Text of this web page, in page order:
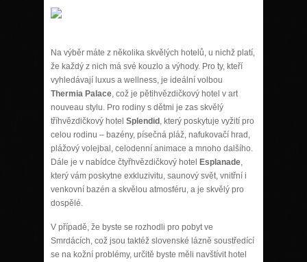
Na výběr máte z několika skvělých hotelů, u nichž platí,
že každý z nich má své kouzlo a výhody. Pro ty, kteří
vyhledávají luxus a wellness, je ideální volbou
Thermia Palace, což je pětihvězdičkový hotel v art
nouveau stylu. Pro rodiny s dětmi je zas skvělý
tříhvězdičkový hotel Splendid, který poskytuje vyžití pro
celou rodinu – bazény, písečná pláž, nafukovačí hrad,
plážový volejbal, celodenní animace a mnoho dalšího.
Dále je v nabídce čtyřhvězdičkový hotel Esplanade,
který vám poskytne exkluzivitu, saunový svět, vnitřní i
venkovní bazén a skvělou atmosféru, a je skvělý pro
dospělé.
V případě, že byste se rozhodli pro pobyt ve
Smrdácích, což jsou taktéž slovenské lázně soustředící
se na kožní problémy, určitě byste měli navštívit hotel